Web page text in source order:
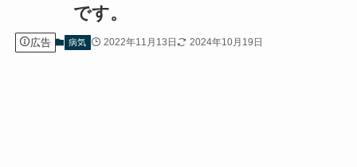
です。
広告 病気 2022年11月13日 2024年10月19日